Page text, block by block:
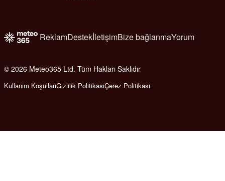
ReklamDestekİletişimBize bağlanmaYorum
© 2026 Meteo365 Ltd. Tüm Hakları Saklıdır
Kullanım KoşullarıGizlilik PolitikasıÇerez Politikası